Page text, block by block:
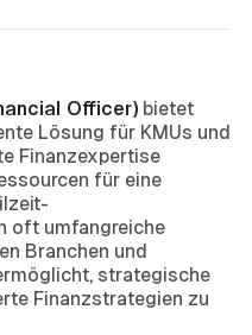
Officer) bietet
Lösung für KMUs und
Finanzexpertise
für eine
oft umfangreiche
Branchen und
strategische
Finanzstrategien zu